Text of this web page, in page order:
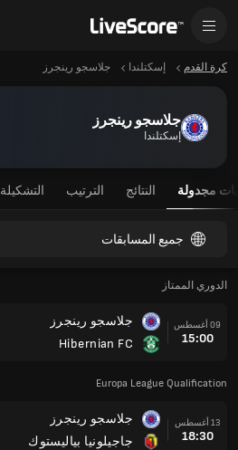
كرة القدم إسكتلندا جلاسجو رينجرز
جلاسجو رينجرز
إسكتلندا
مجدولة النتائج الترتيب التشكيلة
جميع المسابقات
الدوري الممتاز
09 أغسطس
15:00
جلاسجو رينجرز
Hibernian FC
Europa League Qualification
13 أغسطس
18:30
جلاسجو رينجرز
جاجيلونيا بياليستوك